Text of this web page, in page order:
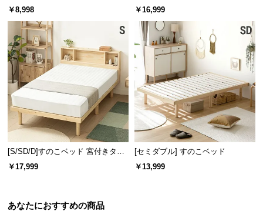
￥8,998
プ 2口コンセント
￥16,999
[S/SD/D]すのこベッド 宮付きタイ
プ
￥17,999
[セミダブル] すのこベッド
￥13,999
あなたにおすすめの商品